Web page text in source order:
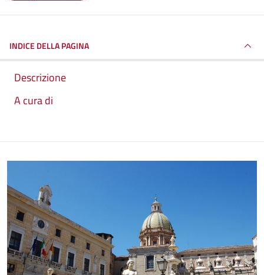
INDICE DELLA PAGINA
Descrizione
A cura di